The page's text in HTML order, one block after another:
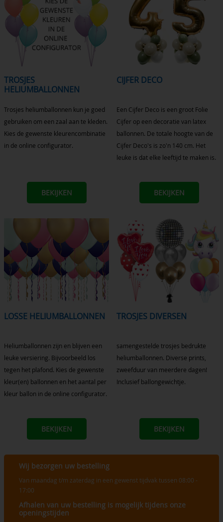
TROSJES
HELIUMBALLONNEN
Trosjes heliumballonnen kun je goed
gebruiken om een zaal aan te kleden.
Kies de gewenste kleurencombinatie
in de online configurator.
BEKIJKEN
CIJFER DECO
Een Cijfer Deco is een groot Folie
Cijfer op een decoratie van latex
ballonnen. De totale hoogte van de
Cijfer Deco's is zo'n 140 cm. Het
leuke is dat elke leeftijd te maken is.
BEKIJKEN
LOSSE HELIUMBALLONNEN
Heliumballonnen zijn en blijven een
leuke versiering. Bijvoorbeeld los
tegen het plafond. Kies de gewenste
kleur(en) ballonnen en het aantal per
kleur ballon in de online configurator.
BEKIJKEN
TROSJES DIVERSEN
samengestelde trosjes bedrukte
heliumballonnen. Diverse prints,
zweefduur van meerdere dagen!
Inclusief ballongewichtje.
BEKIJKEN
Wij bezorgen uw bestelling
Van maandag t/m zaterdag in een gewenst tijdvak tussen 08:00 -
17:00
Afhalen van uw bestelling is mogelijk tijdens onze
openingstijden